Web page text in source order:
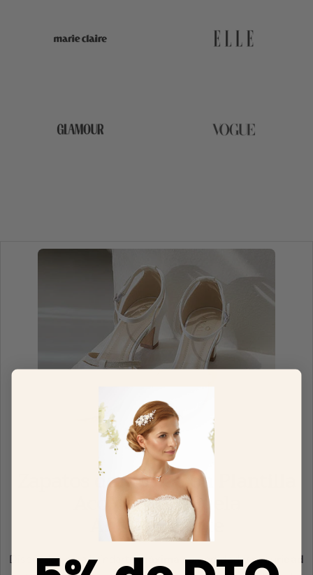
Zapatos de Novia con Plantilla
Acolchada y Suela
Antideslizante
Diseñados para brindartemáxima comodidadyseguridad